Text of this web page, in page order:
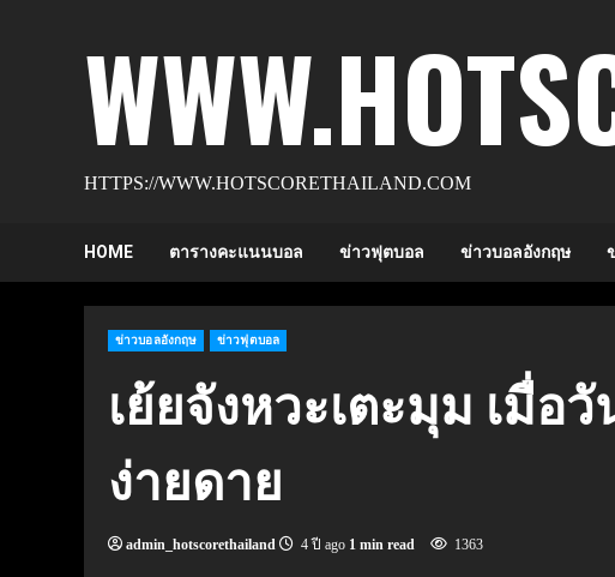
HTTPS://WWW.HOTSCORETHAILAND.COM
HOME ตารางคะแนนบอล ข่าวฟุตบอล ข่าวบอลอังกฤษ
ข่าวบอลอังกฤษ ข่าวฟุตบอล
เย้ยจังหวะเตะมุม เมื่อ
ง่ายดาย
admin_hotscorethailand 4 ปี ago 1 min read 1363